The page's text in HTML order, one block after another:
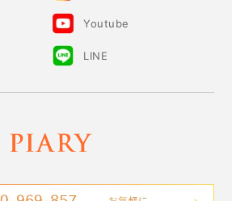
Youtube
LINE